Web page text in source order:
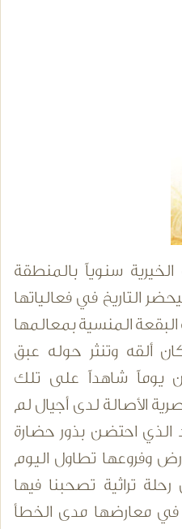
سنوياً بالمنطقة
التاريخ في فعالياتها
المنسية بمعالمها
ألقه وتنثر حوله عبق
يوماً شاهداً على تلك
الأصالة لدى أجيال لم
احتضن بذور حضارة
وفروعها تطاول اليوم
تراثية تصحبنا فيها
في معارضها مدى الخطأ